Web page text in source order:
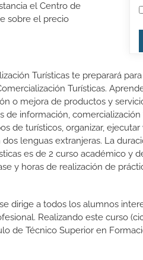
el Centro de
sobre el precio
Turísticas te preparará
Turísticas.
o mejora de productos y
información,
de turísticos, organizar,
lenguas extranjeras. La
es de 2 curso académico y
y horas de realización de
dirige a todos los alumnos
Realizando este curso
de Técnico Superior en